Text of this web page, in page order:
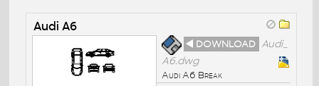
Audi A6
◄ DOWNLOAD Audi_
A6.dwg
Audi A6 Break